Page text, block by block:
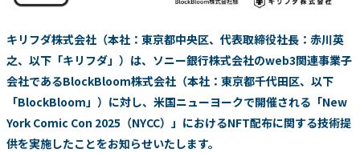
キリフダ株式会社（本社：東京都中央区、代表取締役社長：赤川英
之、以下「キリフダ」）は、ソニー銀行株式会社のweb3関連事業子
会社であるBlockBloom株式会社（本社：東京都千代田区、以下
「BlockBloom」）に対し、米国ニューヨークで開催される「New
York Comic Con 2025（NYCC）」におけるNFT配布に関する技術提
供を実施したことをお知らせいたします。